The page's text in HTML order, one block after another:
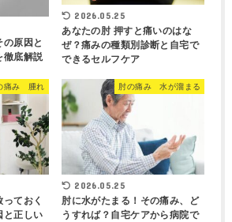
の原因と
徹底解説
2026.05.25
あなたの肘 押すと痛いのはな
ぜ？痛みの種類別診断と自宅で
できるセルフケア
痛み 腫れ
ておく
と正しい
肘の痛み 水が溜まる
2026.05.25
肘に水がたまる！その痛み、ど
うすれば？自宅ケアから病院で